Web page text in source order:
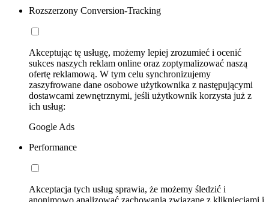
Rozszerzony Conversion-Tracking
Akceptując tę usługę, możemy lepiej zrozumieć i ocenić
sukces naszych reklam online oraz zoptymalizować naszą
ofertę reklamową. W tym celu synchronizujemy
zaszyfrowane dane osobowe użytkownika z następującymi
dostawcami zewnętrznymi, jeśli użytkownik korzysta już z
ich usług:
Google Ads
Performance
Akceptacja tych usług sprawia, że możemy śledzić i
anonimowo analizować zachowania związane z kliknięciami i